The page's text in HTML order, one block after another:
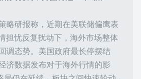
略研报称，近期在美联储偏鹰表
担忧反复扰动下，海外市场整体
调态势。美国政府最长停摆结
济数据发布对于海外行情的影